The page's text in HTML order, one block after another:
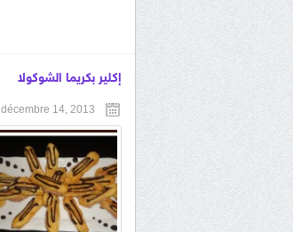
إكلير بكريما الشوكولا
décembre 14, 2013